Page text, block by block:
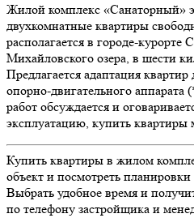
Жилой комплекс «Санаторный»
двухкомнатные квартиры
располагается в городе-курорте
Михайловского озера, в шести
Предлагается адаптация
опорно-двигательного
работ обсуждается и
эксплуатацию, купить квартиры
Купить квартиры в жилом
объект и посмотреть
Выбрать удобное время и
по телефону застройщика и